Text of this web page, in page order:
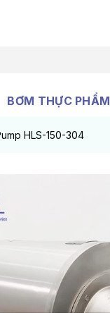
BƠM THỰC PHẨM
HLS-150-304